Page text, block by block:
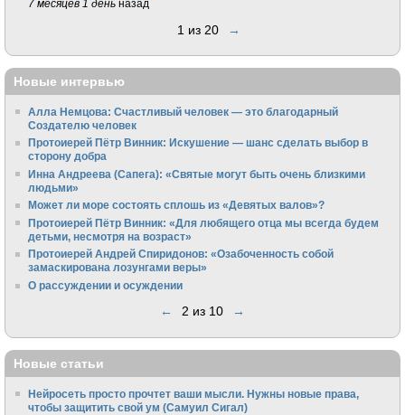
7 месяцев 1 день назад
1 из 20 →
Новые интервью
Алла Немцова: Счастливый человек — это благодарный
Создателю человек
Протоиерей Пётр Винник: Искушение — шанс сделать выбор в
сторону добра
Инна Андреева (Сапега): «Святые могут быть очень близкими
людьми»
Может ли море состоять сплошь из «Девятых валов»?
Протоиерей Пётр Винник: «Для любящего отца мы всегда будем
детьми, несмотря на возраст»
Протоиерей Андрей Спиридонов: «Озабоченность собой
замаскирована лозунгами веры»
О рассуждении и осуждении
← 2 из 10 →
Новые статьи
Нейросеть просто прочтет ваши мысли. Нужны новые права,
чтобы защитить свой ум (Самуил Сигал)